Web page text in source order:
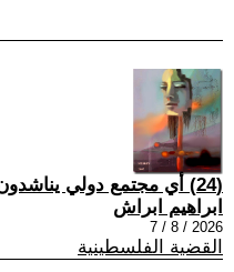
(24) أي مجتمع دولي يناشدون؟
ابراهيم ابراش
2026 / 8 / 7
القضية الفلسطينية